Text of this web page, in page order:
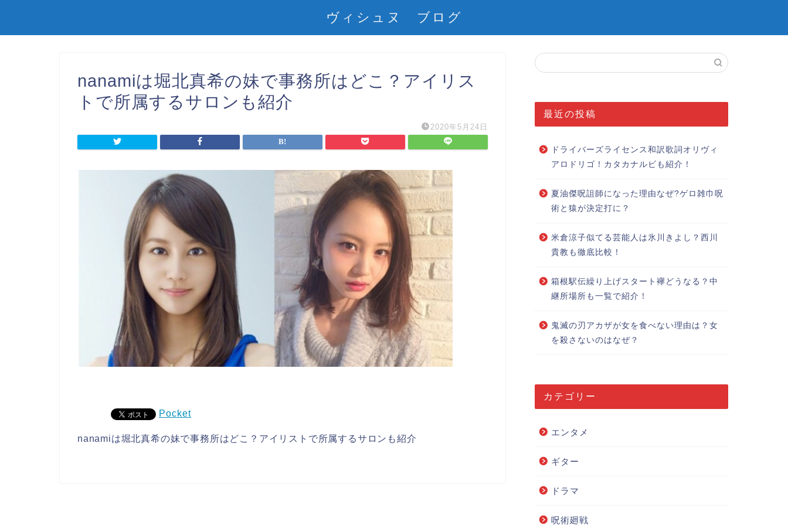
ヴィシュヌ ブログ
nanamiは堀北真希の妹で事務所はどこ？アイリス
トで所属するサロンも紹介
2020年5月24日
Pocket
nanamiは堀北真希の妹で事務所はどこ？アイリストで所属するサロンも紹介
最近の投稿
ドライバーズライセンス和訳歌詞オリヴィ
アロドリゴ！カタカナルビも紹介！
夏油傑呪詛師になった理由なぜ?ゲロ雑巾呪
術と猿が決定打に？
米倉涼子似てる芸能人は氷川きよし？西川
貴教も徹底比較！
箱根駅伝繰り上げスタート襷どうなる？中
継所場所も一覧で紹介！
鬼滅の刃アカザが女を食べない理由は？女
を殺さないのはなぜ？
カテゴリー
エンタメ
ギター
ドラマ
呪術廻戦